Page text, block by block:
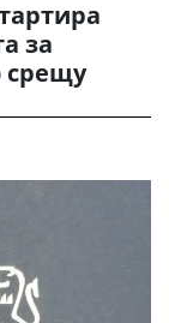
за
срещу